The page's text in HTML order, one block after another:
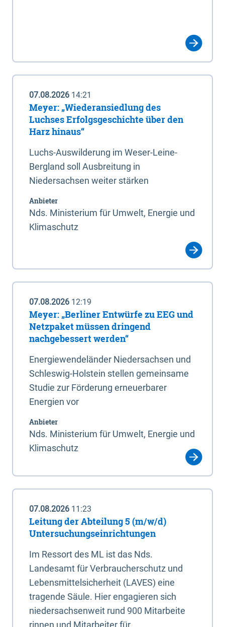
07.08.2026 14:21
Meyer: „Wiederansiedlung des
Luchses Erfolgsgeschichte über den
Harz hinaus“
Luchs-Auswilderung im Weser-Leine-
Bergland soll Ausbreitung in
Niedersachsen weiter stärken
Anbieter
Nds. Ministerium für Umwelt, Energie und
Klimaschutz
07.08.2026 12:19
Meyer: „Berliner Entwürfe zu EEG und
Netzpaket müssen dringend
nachgebessert werden“
Energiewendeländer Niedersachsen und
Schleswig-Holstein stellen gemeinsame
Studie zur Förderung erneuerbarer
Energien vor
Anbieter
Nds. Ministerium für Umwelt, Energie und
Klimaschutz
07.08.2026 11:23
Leitung der Abteilung 5 (m/w/d)
Untersuchungseinrichtungen
Im Ressort des ML ist das Nds.
Landesamt für Verbraucherschutz und
Lebensmittelsicherheit (LAVES) eine
tragende Säule. Hier engagieren sich
niedersachsenweit rund 900 Mitarbeite